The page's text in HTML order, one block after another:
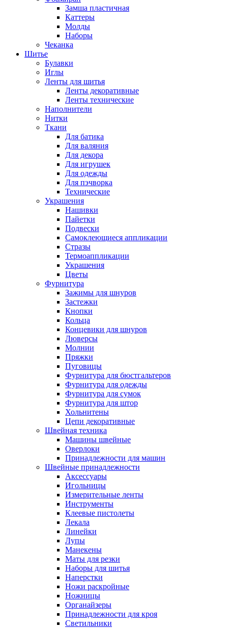
Замша пластичная
Каттеры
Молды
Наборы
Чеканка
Шитье
Булавки
Иглы
Ленты для шитья
Ленты декоративные
Ленты технические
Наполнители
Нитки
Ткани
Для батика
Для валяния
Для декора
Для игрушек
Для одежды
Для пэчворка
Технические
Украшения
Нашивки
Пайетки
Подвески
Самоклеющиеся аппликации
Стразы
Термоаппликации
Украшения
Цветы
Фурнитура
Зажимы для шнуров
Застежки
Кнопки
Кольца
Концевики для шнуров
Люверсы
Молнии
Пряжки
Пуговицы
Фурнитура для бюстгальтеров
Фурнитура для одежды
Фурнитура для сумок
Фурнитура для штор
Хольнитены
Цепи декоративные
Швейная техника
Машины швейные
Оверлоки
Принадлежности для машин
Швейные принадлежности
Аксессуары
Игольницы
Измерительные ленты
Инструменты
Клеевые пистолеты
Лекала
Линейки
Лупы
Манекены
Маты для резки
Наборы для шитья
Наперстки
Ножи раскройные
Ножницы
Органайзеры
Принадлежности для кроя
Светильники